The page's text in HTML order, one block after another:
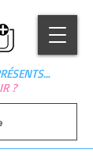
?